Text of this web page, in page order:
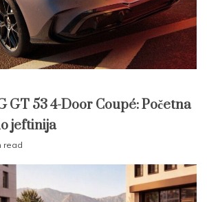
GT 53 4-Door Coupé: Početna
jeftinija
read